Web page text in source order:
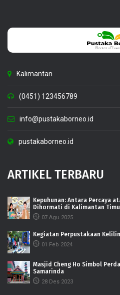
Kalimantan
(0451) 123456789
info@pustakaborneo.id
pustakaborneo.id
ARTIKEL TERBARU
Kepuhunan: Antara Percaya
Dihormati di Kalimantan
07 Agu 2025
Kegiatan Perpustakaan
01 Feb 2024
Masjid Cheng Ho Simbol
Samarinda
28 Des 2023